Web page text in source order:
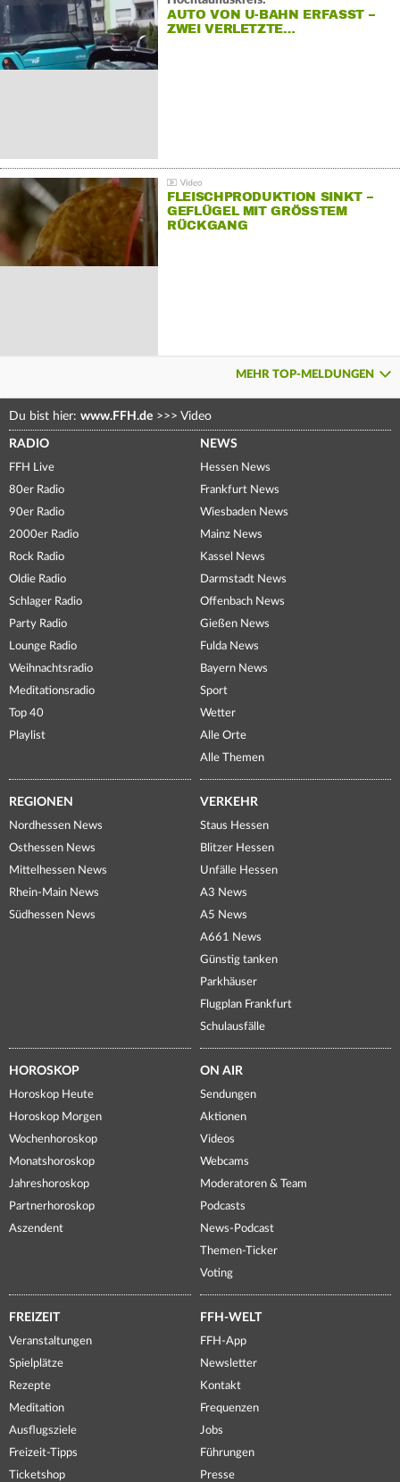
AUTO VON U-BAHN ERFASST –
ZWEI VERLETZTE…
FLEISCHPRODUKTION SINKT –
GEFLÜGEL MIT GRÖSSTEM R
ÜCKGANG
MEHR TOP-MELDUNGEN
Du bist hier: www.FFH.de >>> Video
RADIO
FFH Live
80er Radio
90er Radio
2000er Radio
Rock Radio
Oldie Radio
Schlager Radio
Party Radio
Lounge Radio
Weihnachtsradio
Meditationsradio
Top 40
Playlist
NEWS
Hessen News
Frankfurt News
Wiesbaden News
Mainz News
Kassel News
Darmstadt News
Offenbach News
Gießen News
Fulda News
Bayern News
Sport
Wetter
Alle Orte
Alle Themen
REGIONEN
Nordhessen News
Osthessen News
Mittelhessen News
Rhein-Main News
Südhessen News
VERKEHR
Staus Hessen
Blitzer Hessen
Unfälle Hessen
A3 News
A5 News
A661 News
Günstig tanken
Parkhäuser
Flugplan Frankfurt
Schulausfälle
HOROSKOP
Horoskop Heute
Horoskop Morgen
Wochenhoroskop
Monatshoroskop
Jahreshoroskop
Partnerhoroskop
Aszendent
ON AIR
Sendungen
Aktionen
Videos
Webcams
Moderatoren & Team
Podcasts
News-Podcast
Themen-Ticker
Voting
FREIZEIT
Veranstaltungen
Spielplätze
Rezepte
Meditation
Ausflugsziele
Freizeit-Tipps
Ticketshop
FFH-WELT
FFH-App
Newsletter
Kontakt
Frequenzen
Jobs
Führungen
Presse